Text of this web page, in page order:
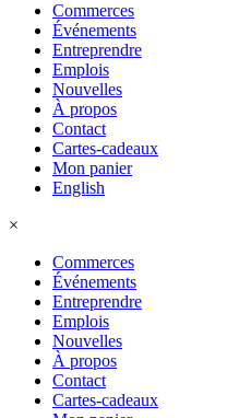
Commerces
Événements
Entreprendre
Emplois
Nouvelles
À propos
Contact
Cartes-cadeaux
Mon panier
English
×
Commerces
Événements
Entreprendre
Emplois
Nouvelles
À propos
Contact
Cartes-cadeaux